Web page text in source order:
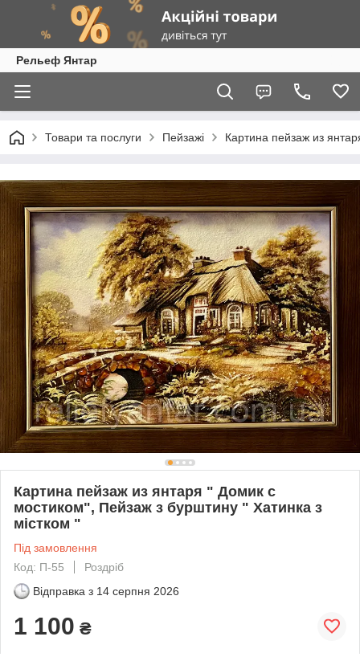
Рельеф Янтар
Товари та послуги Пейзажі Картина пейзаж из
Картина пейзаж из янтаря " Домик с
мостиком", Пейзаж з бурштину " Хатинка з
містком "
Під замовлення
Код: П-55
Роздріб
Відправка з 14 серпня 2026
1 100 ₴